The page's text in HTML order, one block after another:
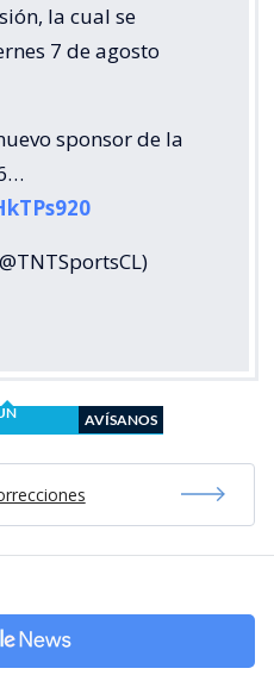
la cual se
7 de agosto
sponsor de la
AVÍSANOS